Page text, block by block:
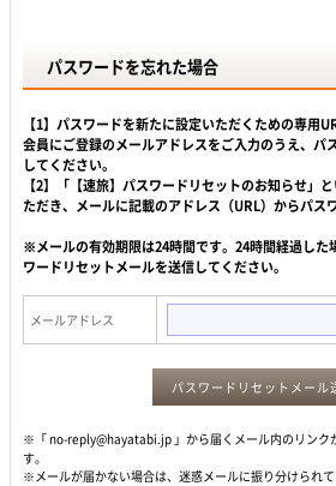
パスワードを忘れた場合
【1】パスワードを新たに設定いただくための専用
会員にご登録のメールアドレスをご入力のうえ、パ
してください。
【2】「【速旅】パスワードリセットのお知らせ」
ただき、メールに記載のアドレス（URL）からパス
※メールの有効期限は24時間です。24時間経過した
ワードリセットメールを送信してください。
メールアドレス
パスワードリセットメール
※「 no-reply@hayatabi.jp 」から届くメール内のリンク
す。
※メールが届かない場合は、迷惑メールに振り分けられて